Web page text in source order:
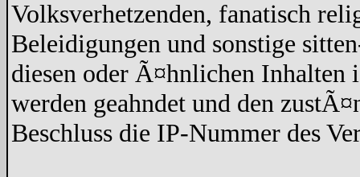
Volksverhetzenden, fanatisch
Beleidigungen und sonstige
diesen oder Ã¤hnlichen Inhalten
werden geahndet und den
Beschluss die IP-Nummer des